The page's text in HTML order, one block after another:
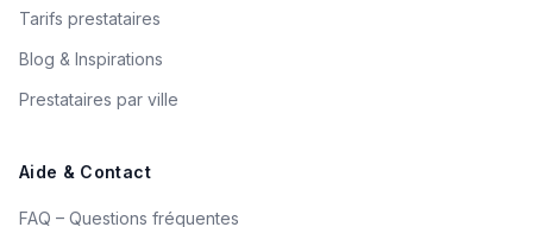
Tarifs prestataires
Blog & Inspirations
Prestataires par ville
Aide & Contact
FAQ – Questions fréquentes